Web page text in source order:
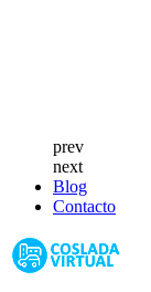
prev
next
Blog
Contacto